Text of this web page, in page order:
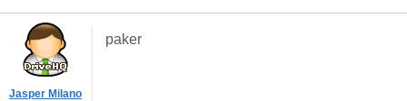
Jasper Milano
paker